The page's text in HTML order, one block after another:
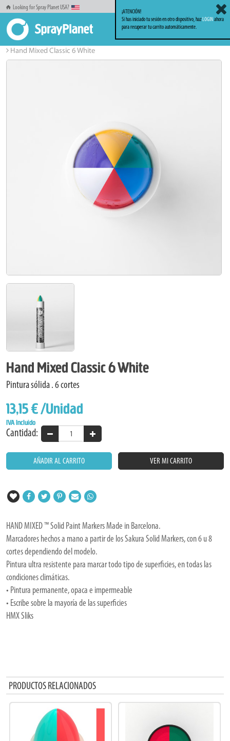
Looking for Spray Planet USA?
Inicio
Solid Markers
Hand Mixed Classic 6 White
Hand Mixed Classic 6 White
Pintura sólida . 6 cortes
13,15 €/Unidad
IVA Incluido
Cantidad:
AÑADIR AL CARRITO VER MI CARRITO
HAND MIXED ™ Solid Paint Markers Made in Barcelona.
Marcadores hechos a mano a partir de los Sakura Solid Markers, con 6 u 8
cortes dependiendo del modelo.
Pintura ultra resistente para marcar todo tipo de superficies, en todas las
condiciones climáticas.
• Pintura permanente, opaca e impermeable
• Escribe sobre la mayoría de las superficies
HMX Sliks
PRODUCTOS RELACIONADOS
¡ATENCIÓN!
Si has iniciado tu sesión en otro dispositivo, hazLOGINahora
para recuperar tu carrito automáticamente.